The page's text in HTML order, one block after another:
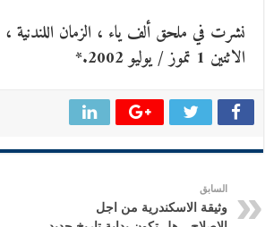
الاثنين 1 تموز / يوليو 2002.*
السابق
وثيقة الاسكندرية من اجل